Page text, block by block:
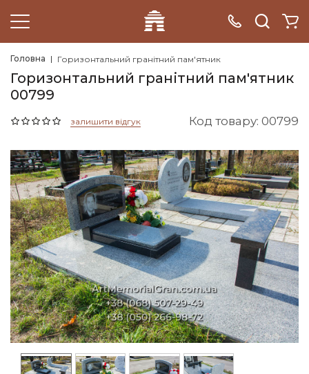
Головна Горизонтальний гранітний пам'ятник
Горизонтальний гранітний пам'ятник
00799
залишити відгук Код товару: 00799